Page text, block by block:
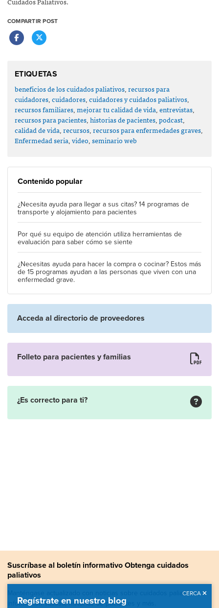
COMPARTIR POST
ETIQUETAS
beneficios de los cuidados paliativos,recursos para
cuidadores,cuidadores,cuidadores y cuidados paliativos,
recursos familiares,mejorar tu calidad de vida,entrevistas,
recursos para pacientes,historias de pacientes,podcast,
calidad de vida,recursos,recursos para enfermedades graves,
Enfermedad seria,video,seminario web
Contenido popular
¿Necesita ayuda para llegar a sus citas? 14 programas de
transporte y alojamiento para pacientes
Por qué su equipo de atención utiliza herramientas de
evaluación para saber cómo se siente
¿Necesitas ayuda para hacer la compra o cocinar? Estos más
de 15 programas ayudan a las personas que viven con una
enfermedad grave.
Acceda al directorio de proveedores
Folleto para pacientes y familias
¿Es correcto para ti?
Suscríbase al boletín informativo Obtenga cuidados
paliativos
Manténgase actualizado con noticias sobre cuidados paliativos,
información valiosa, historias de pacientes y más.
Regístrate en nuestro blog
CERCA